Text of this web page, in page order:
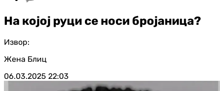
На којој руци се носи бројаница?
Извор:
Жена Блиц
06.03.2025 22:03